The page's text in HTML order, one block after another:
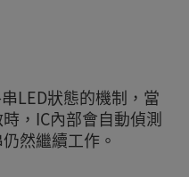
LED狀態的機制，當
，IC內部會自動偵測
然繼續工作。